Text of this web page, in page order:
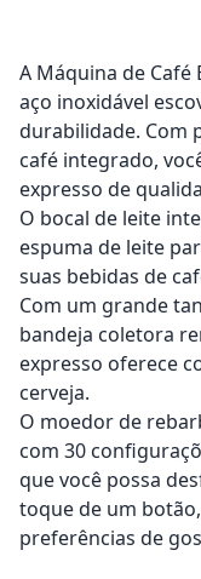
A Máquina de Café
aço inoxidável
durabilidade. Com
café integrado,
expresso de
O bocal de leite
espuma de leite
suas bebidas de
Com um grande
bandeja coletora
expresso oferece
cerveja.
O moedor de
com 30
que você possa
toque de um
preferências de